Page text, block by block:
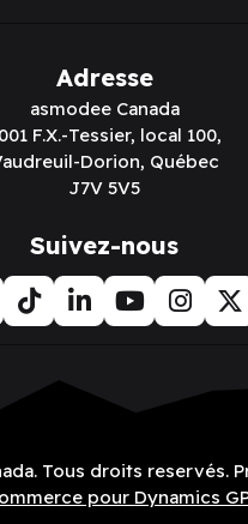
Adresse
asmodee Canada
F.X.-Tessier, local 100,
Dorion, Québec
J7V 5V5
Suivez-nous
Tous droits reservés.
pour Dynamics